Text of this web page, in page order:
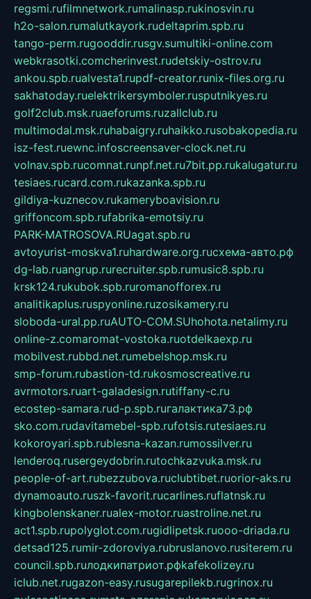
regsmi.rufilmnetwork.rumalinasp.rukinosvin.ru
h2o-salon.rumalutkayork.rudeltaprim.spb.ru
tango-perm.rugooddir.rusgv.sumultiki-online.com
webkrasotki.comcherinvest.rudetskiy-ostrov.ru
ankou.spb.rualvesta1.rupdf-creator.runix-files.org.ru
sakhatoday.ruelektrikersymboler.rusputnikyes.ru
golf2club.msk.ruaeforums.ruzallclub.ru
multimodal.msk.ruhabaigry.ruhaikko.rusobakopedia.ru
isz-fest.ruewnc.infoscreensaver-clock.net.ru
volnav.spb.rucomnat.runpf.net.ru7bit.pp.rukalugatur.ru
tesiaes.rucard.com.rukazanka.spb.ru
gildiya-kuznecov.rukameryboavision.ru
griffoncom.spb.rufabrika-emotsiy.ru
PARK-MATROSOVA.RUagat.spb.ru
avtoyurist-moskva1.ruhardware.org.ruсхема-авто.рф
dg-lab.ruangrup.rurecruiter.spb.rumusic8.spb.ru
krsk124.rukubok.spb.ruromanofforex.ru
analitikaplus.ruspyonline.ruzosikamery.ru
sloboda-ural.pp.ruAUTO-COM.SUhohota.netalimy.ru
online-z.comaromat-vostoka.ruotdelkaexp.ru
mobilvest.rubbd.net.rumebelshop.msk.ru
smp-forum.rubastion-td.rukosmoscreative.ru
avrmotors.ruart-galadesign.rutiffany-c.ru
ecostep-samara.rud-p.spb.ruгалактика73.рф
sko.com.rudavitamebel-spb.rufotsis.rutesiaes.ru
kokoroyari.spb.rublesna-kazan.rumossilver.ru
lenderoq.rusergeydobrin.rutochkazvuka.msk.ru
people-of-art.rubezzubova.ruclubtibet.ruorior-aks.ru
dynamoauto.ruszk-favorit.rucarlines.ruflatnsk.ru
kingbolenskaner.rualex-motor.ruastroline.net.ru
act1.spb.rupolyglot.com.rugidlipetsk.ruooo-driada.ru
detsad125.rumir-zdoroviya.rubruslanovo.rusiterem.ru
council.spb.ruлодкипатриот.рфkafekolizey.ru
iclub.net.rugazon-easy.rusugarepilekb.rugrinox.ru